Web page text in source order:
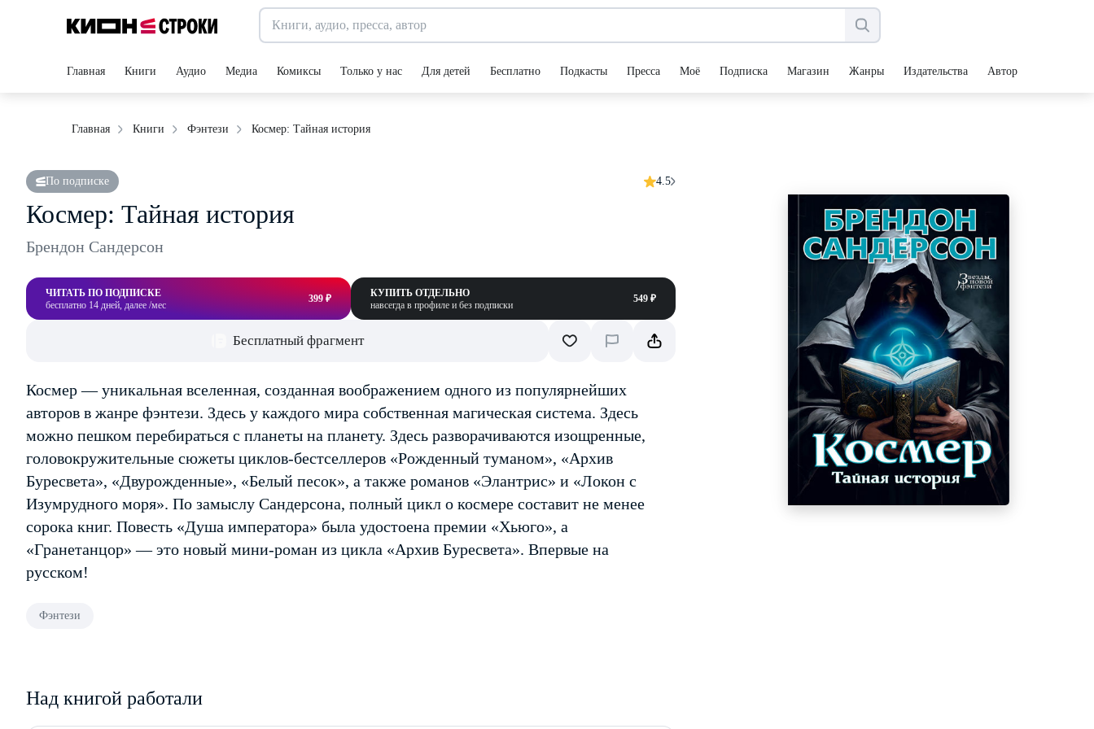
Главная Книги Аудио Медиа Комиксы Только у нас Для детей Бесплатно Подкасты Пресса Моё Подписка Магазин Жанры Издательства Авторы
Главная Книги Фэнтези Космер: Тайная история
По подписке 4.5
Космер: Тайная история
Брендон Сандерсон
ЧИТАТЬ ПО ПОДПИСКЕ
бесплатно 14 дней, далее /мес
399 ₽
КУПИТЬ ОТДЕЛЬНО
навсегда в профиле и без подписки
549 ₽
Бесплатный фрагмент
Космер — уникальная вселенная, созданная воображением одного из популярнейших
авторов в жанре фэнтези. Здесь у каждого мира собственная магическая система. Здесь
можно пешком перебираться с планеты на планету. Здесь разворачиваются изощренные,
головокружительные сюжеты циклов-бестселлеров «Рожденный туманом», «Архив
Буресвета», «Двурожденные», «Белый песок», а также романов «Элантрис» и «Локон с
Изумрудного моря». По замыслу Сандерсона, полный цикл о космере составит не менее
сорока книг. Повесть «Душа императора» была удостоена премии «Хьюго», а
«Гранетанцор» — это новый мини-роман из цикла «Архив Буресвета». Впервые на
русском!
Фэнтези
Над книгой работали